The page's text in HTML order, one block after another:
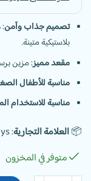
تصميم جذاب وآمن:
بلاستيكية متينة.
مقعد مميز: مزين
مناسبة للأطفال
مناسبة للاستخدام
📦العلامة التجارية: EVER BEST / Aldogel Toys
متوفر في المخزون